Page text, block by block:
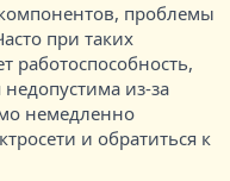
проблемы
при таких
работоспособность,
из-за
немедленно
и обратиться к